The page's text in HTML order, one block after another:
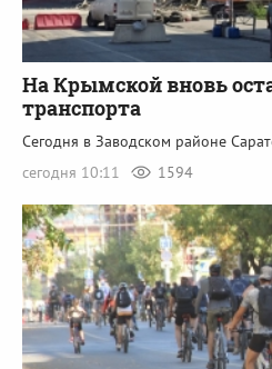
На Крымской вновь
транспорта
Сегодня в Заводском районе
сегодня 10:11
1594